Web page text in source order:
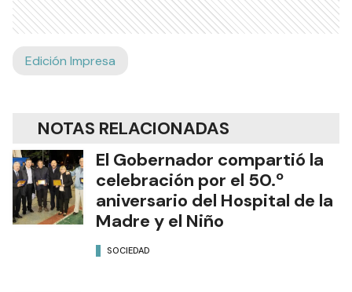
Edición Impresa
NOTAS RELACIONADAS
El Gobernador compartió la
celebración por el 50.º
aniversario del Hospital de la
Madre y el Niño
SOCIEDAD